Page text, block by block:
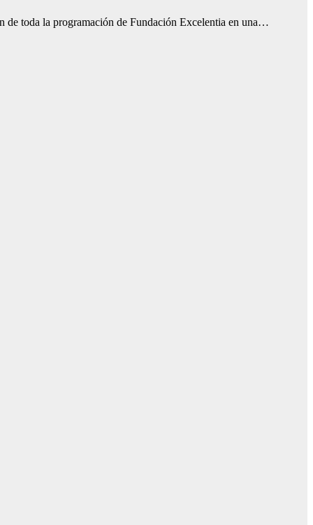
de toda la programación de Fundación Excelentia en una…